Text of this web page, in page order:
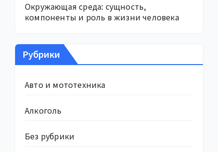
Окружающая среда: сущность,
компоненты и роль в жизни человека
Рубрики
Авто и мототехника
Алкоголь
Без рубрики